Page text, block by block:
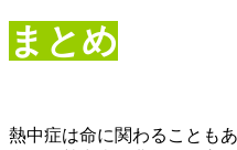
まとめ
熱中症は命に関わることも